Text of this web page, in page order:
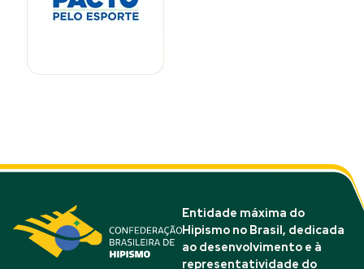
Entidade máxima do
Hipismo no Brasil, dedicada
ao desenvolvimento e à
representatividade do